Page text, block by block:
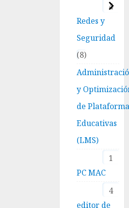
4
Redes y
Seguridad
8
y
de
Educativas
(LMS)
1
PC MAC
4
editor de